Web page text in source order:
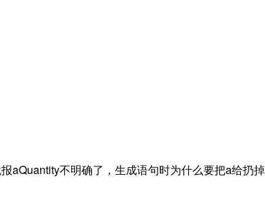
aQuantity不明确了，生成语句时为什么要把a给扔